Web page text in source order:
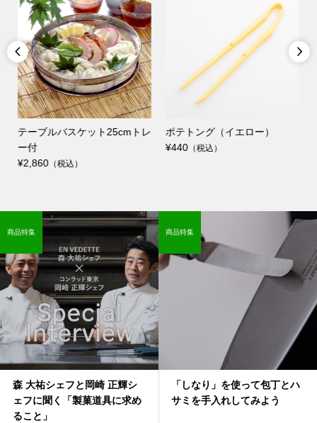

テーブルバスケット25cmトレ
ー付
¥2,860（税込）
ポテトング（イエロー）
¥440（税込）

森 大祐シェフと岡崎 正輝シ
ェフに聞く「製菓道具に求め
ること」
商品特集
「しなり」を使って包丁とハ
サミを手入れしてみよう
商品特集